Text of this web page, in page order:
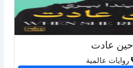
حين عادت
روايات عالمية